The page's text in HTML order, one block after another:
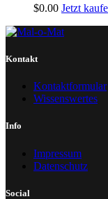
$0.00 Jetzt
Kontakt
Kontaktformular
Wissenswertes
Info
Impressum
Datenschutz
Social